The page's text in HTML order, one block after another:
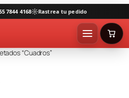
7844 4168 Rastrea tu pedido
“Cuadros”